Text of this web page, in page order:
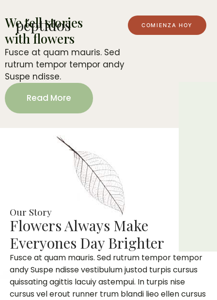
péptidos COMIENZA HOY
We tell stories
with flowers
Fusce at quam mauris. Sed
rutrum tempor tempor andy
Suspe ndisse.
Read More
Our Story
Flowers Always Make
Everyones Day Brighter
Fusce at quam mauris. Sed rutrum tempor tempor
andy Suspe ndisse vestibulum justod turpis cursus
quissating agittis lacuiy astempui. In turpis nise
cursus vel erout runner trum blandi lieo ellen cursus